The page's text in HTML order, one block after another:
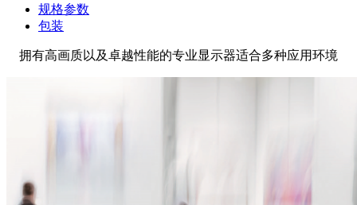
规格参数
包装
拥有高画质以及卓越性能的专业显示器适合多种应用环境